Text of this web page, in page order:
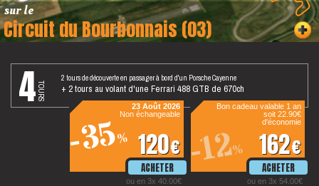
sur le
Circuit du Bourbonnais (03)
4tours
2 tours de découverte en passager à bord d'un Porsche Cayenne
+ 2 tours au volant d'une Ferrari 488 GTB de 670ch
Bon cadeau valable 1 an
162€
ou en 3x 54.00€
-12%
soit 22.90€
d'économie
23 Août 2026
Non échangeable
120€
ou en 3x 40.00€
-35%